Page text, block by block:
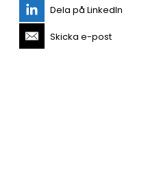
Dela på LinkedIn
Skicka e-post